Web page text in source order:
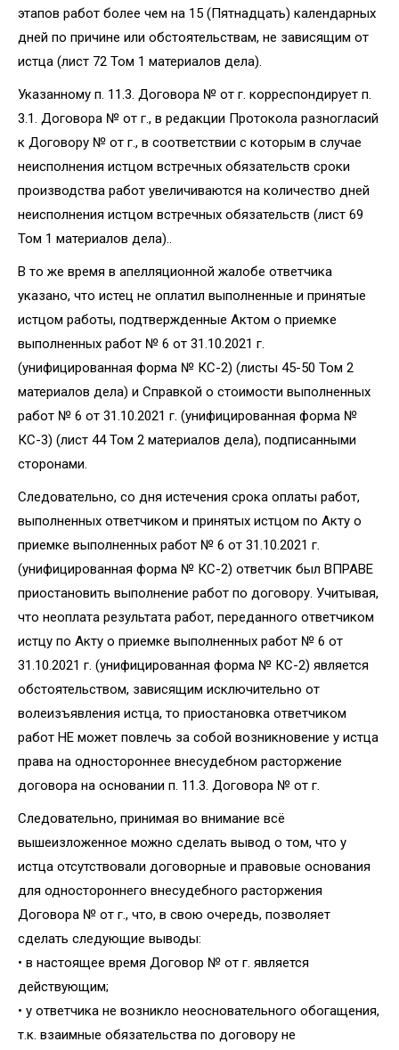
этапов работ более чем на 15 (Пятнадцать) календарных
дней по причине или обстоятельствам, не зависящим от
истца (лист 72 Том 1 материалов дела).
Указанному п. 11.3. Договора № от г. корреспондирует п.
3.1. Договора № от г., в редакции Протокола разногласий
к Договору № от г., в соответствии с которым в случае
неисполнения истцом встречных обязательств сроки
производства работ увеличиваются на количество дней
неисполнения истцом встречных обязательств (лист 69
Том 1 материалов дела)..
В то же время в апелляционной жалобе ответчика
указано, что истец не оплатил выполненные и принятые
истцом работы, подтвержденные Актом о приемке
выполненных работ № 6 от 31.10.2021 г.
(унифицированная форма № КС-2) (листы 45-50 Том 2
материалов дела) и Справкой о стоимости выполненных
работ № 6 от 31.10.2021 г. (унифицированная форма №
КС-3) (лист 44 Том 2 материалов дела), подписанными
сторонами.
Следовательно, со дня истечения срока оплаты работ,
выполненных ответчиком и принятых истцом по Акту о
приемке выполненных работ № 6 от 31.10.2021 г.
(унифицированная форма № КС-2) ответчик был ВПРАВЕ
приостановить выполнение работ по договору. Учитывая,
что неоплата результата работ, переданного ответчиком
истцу по Акту о приемке выполненных работ № 6 от
31.10.2021 г. (унифицированная форма № КС-2) является
обстоятельством, зависящим исключительно от
волеизъявления истца, то приостановка ответчиком
работ НЕ может повлечь за собой возникновение у истца
права на одностороннее внесудебном расторжение
договора на основании п. 11.3. Договора № от г.
Следовательно, принимая во внимание всё
вышеизложенное можно сделать вывод о том, что у
истца отсутствовали договорные и правовые основания
для одностороннего внесудебного расторжения
Договора № от г., что, в свою очередь, позволяет
сделать следующие выводы:
• в настоящее время Договор № от г. является
действующим;
• у ответчика не возникло неосновательного обогащения,
т.к. взаимные обязательства по договору не